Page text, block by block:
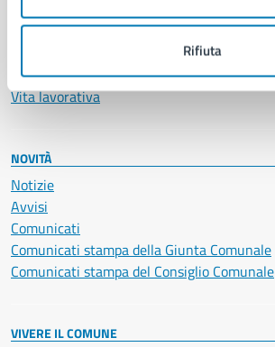
Rifiuta
Giustizia e sicurezza pubblica
Imprese e commercio
Salute, benessere e assistenza
Servizi Cimiteriali
Vita lavorativa
NOVITÀ
Notizie
Avvisi
Comunicati
Comunicati stampa della Giunta Comunale
Comunicati stampa del Consiglio Comunale
VIVERE IL COMUNE